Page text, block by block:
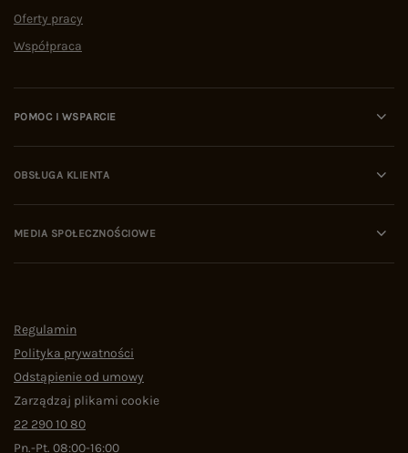
Oferty pracy
Współpraca
POMOC I WSPARCIE
OBSŁUGA KLIENTA
MEDIA SPOŁECZNOŚCIOWE
Regulamin
Polityka prywatności
Odstąpienie od umowy
Zarządzaj plikami cookie
22 290 10 80
Pn.-Pt. 08:00-16:00